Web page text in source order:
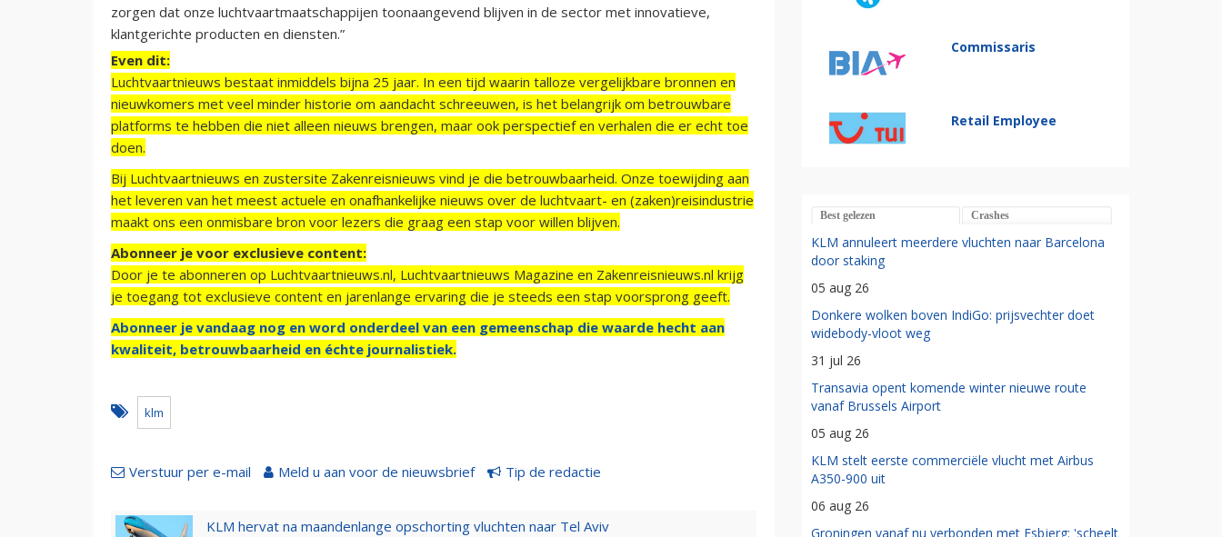
zorgen dat onze luchtvaartmaatschappijen toonaangevend blijven in de sector met innovatieve,
klantgerichte producten en diensten.”
Even dit:
Luchtvaartnieuws bestaat inmiddels bijna 25 jaar. In een tijd waarin talloze vergelijkbare bronnen en
nieuwkomers met veel minder historie om aandacht schreeuwen, is het belangrijk om betrouwbare
platforms te hebben die niet alleen nieuws brengen, maar ook perspectief en verhalen die er echt toe
doen.
Bij Luchtvaartnieuws en zustersite Zakenreisnieuws vind je die betrouwbaarheid. Onze toewijding aan
het leveren van het meest actuele en onafhankelijke nieuws over de luchtvaart- en (zaken)reisindustrie
maakt ons een onmisbare bron voor lezers die graag een stap voor willen blijven.
Abonneer je voor exclusieve content:
Door je te abonneren op Luchtvaartnieuws.nl, Luchtvaartnieuws Magazine en Zakenreisnieuws.nl krijg
je toegang tot exclusieve content en jarenlange ervaring die je steeds een stap voorsprong geeft.
Abonneer je vandaag nog en word onderdeel van een gemeenschap die waarde hecht aan
kwaliteit, betrouwbaarheid en échte journalistiek.
klm
Verstuur per e-mail Meld u aan voor de nieuwsbrief Tip de redactie
KLM hervat na maandenlange opschorting vluchten naar Tel Aviv
Commissaris
Retail Employee
Best gelezen Crashes
KLM annuleert meerdere vluchten naar Barcelona
door staking
05 aug 26
Donkere wolken boven IndiGo: prijsvechter doet
widebody-vloot weg
31 jul 26
Transavia opent komende winter nieuwe route
vanaf Brussels Airport
05 aug 26
KLM stelt eerste commerciële vlucht met Airbus
A350-900 uit
06 aug 26
Groningen vanaf nu verbonden met Esbjerg: 'scheelt